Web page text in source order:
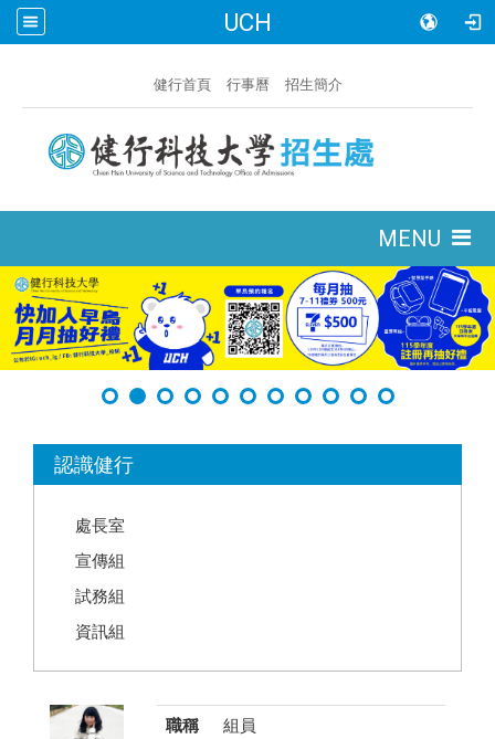
UCH
健行首頁 行事曆 招生簡介
MENU
認識健行
處長室
宣傳組
試務組
資訊組
職稱 組員